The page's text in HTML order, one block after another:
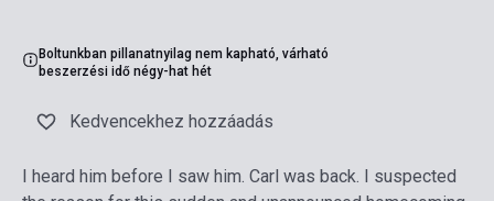
Boltunkban pillanatnyilag nem kapható, várható
beszerzési idő négy-hat hét
Kedvencekhez hozzáadás
I heard him before I saw him. Carl was back. I suspected